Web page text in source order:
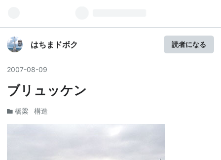
はちまドボク 読者になる
2007-08-09
ブリュッケン
橋梁 構造